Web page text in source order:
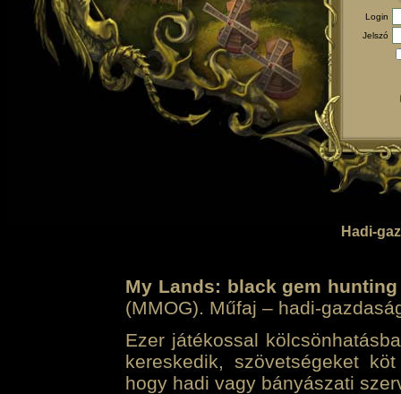
Login
Jelszó
Hadi-
My Lands: black gem hunting
(MMOG). Műfaj – hadi-
Ezer játékossal
kereskedik, szövetségeket
hogy hadi vagy bányászati